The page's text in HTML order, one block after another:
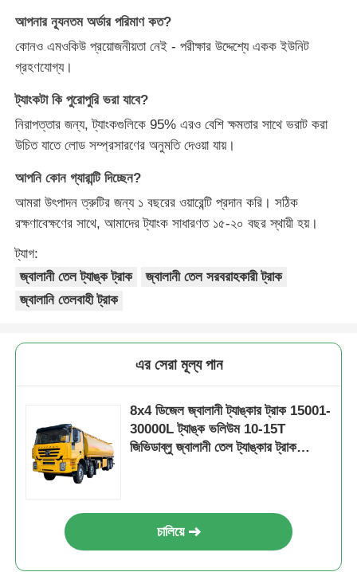
আপনার ন্যূনতম অর্ডার পরিমাণ কত?
কোনও এমওকিউ প্রয়োজনীয়তা নেই - পরীক্ষার উদ্দেশ্যে একক ইউনিট
গ্রহণযোগ্য।
ট্যাংকটা কি পুরোপুরি ভরা যাবে?
নিরাপত্তার জন্য, ট্যাংকগুলিকে 95% এরও বেশি ক্ষমতার সাথে ভরাট করা
উচিত যাতে লোড সম্প্রসারণের অনুমতি দেওয়া যায়।
আপনি কোন গ্যারান্টি দিচ্ছেন?
আমরা উৎপাদন ত্রুটির জন্য ১ বছরের ওয়ারেন্টি প্রদান করি। সঠিক
রক্ষণাবেক্ষণের সাথে, আমাদের ট্যাংক সাধারণত ১৫-২০ বছর স্থায়ী হয়।
ট্যাগ:
জ্বালানী তেল ট্যাঙ্ক ট্রাক
জ্বালানী তেল সরবরাহকারী ট্রাক
জ্বালানি তেলবাহী ট্রাক
এর সেরা মূল্য পান
8x4 ডিজেল জ্বালানী ট্যাঙ্কার ট্রাক 15001-
30000L ট্যাঙ্ক ভলিউম 10-15T
জিভিডাব্লু জ্বালানী তেল ট্যাঙ্কার ট্রাক
চালিয়ে